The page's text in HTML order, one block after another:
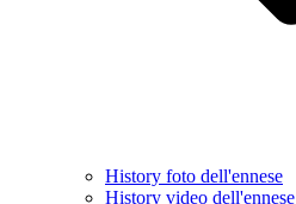
History foto dell'ennese
History video dell'ennese